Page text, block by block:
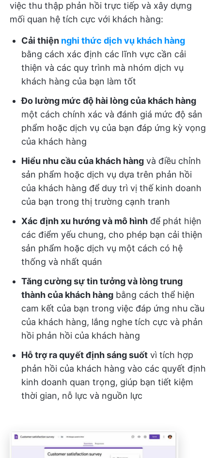
việc thu thập phản hồi trực tiếp và xây dựng
mối quan hệ tích cực với khách hàng:
Cải thiện nghi thức dịch vụ khách hàng
bằng cách xác định các lĩnh vực cần cải
thiện và các quy trình mà nhóm dịch vụ
khách hàng của bạn làm tốt
Đo lường mức độ hài lòng của khách hàng
một cách chính xác và đánh giá mức độ sản
phẩm hoặc dịch vụ của bạn đáp ứng kỳ vọng
của khách hàng
Hiểu nhu cầu của khách hàng và điều chỉnh
sản phẩm hoặc dịch vụ dựa trên phản hồi
của khách hàng để duy trì vị thế kinh doanh
của bạn trong thị trường cạnh tranh
Xác định xu hướng và mô hình để phát hiện
các điểm yếu chung, cho phép bạn cải thiện
sản phẩm hoặc dịch vụ một cách có hệ
thống và nhất quán
Tăng cường sự tin tưởng và lòng trung
thành của khách hàng bằng cách thể hiện
cam kết của bạn trong việc đáp ứng nhu cầu
của khách hàng, lắng nghe tích cực và phản
hồi phản hồi của khách hàng
Hỗ trợ ra quyết định sáng suốt vì tích hợp
phản hồi của khách hàng vào các quyết định
kinh doanh quan trọng, giúp bạn tiết kiệm
thời gian, nỗ lực và nguồn lực